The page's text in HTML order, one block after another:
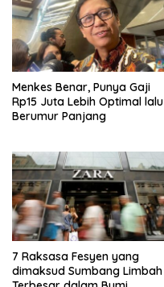
Menkes Benar, Punya Gaji
Rp15 Juta Lebih Optimal lalu
Berumur Panjang
7 Raksasa Fesyen yang
dimaksud Sumbang Limbah